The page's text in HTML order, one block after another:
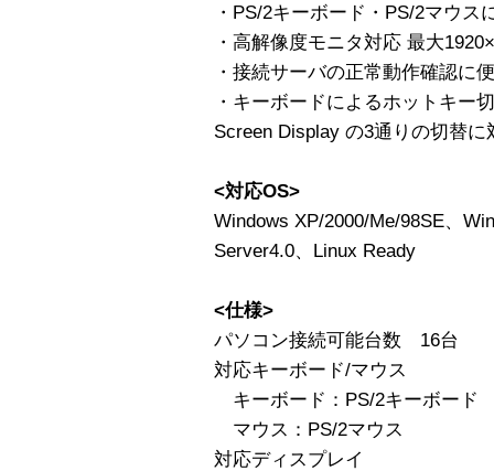
・PS/2キーボード・PS/2マウス
・高解像度モニタ対応 最大
・接続サーバの正常動作確認に
・キーボードによるホットキー
Screen Display の3通りの切替に
<対応OS>
Windows XP/2000/Me/98SE、
Server4.0、Linux Ready
<仕様>
パソコン接続可能台数 16台
対応キーボード/マウス
キーボード：PS/2キーボード
マウス：PS/2マウス
対応ディスプレイ